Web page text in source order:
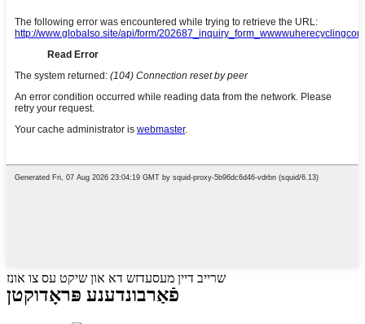
שרייב דיין מעסעדזש דא און שיקט עס צו אונז
פֿאַרבונדענע פּראָדוקטן